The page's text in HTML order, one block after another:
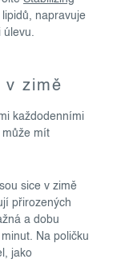
napravuje
úlevu.
v zimě
každodenními
může mít
sice v zimě
přirozených
a dobu
Na poličku
jako